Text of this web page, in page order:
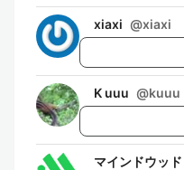
xiaxi @xiaxi
K uuu @kuuu
マインドウッド